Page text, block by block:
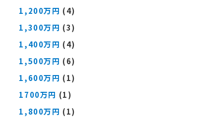
1,200万円 (4)
1,300万円 (3)
1,400万円 (4)
1,500万円 (6)
1,600万円 (1)
1700万円 (1)
1,800万円 (1)